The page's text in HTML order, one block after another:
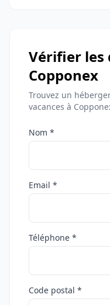
Vérifier les
Copponex
Trouvez un
vacances à
Nom *
Email *
Téléphone *
Code postal *